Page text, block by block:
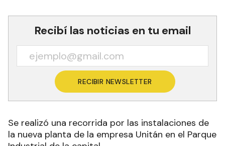
Recibí las noticias en tu email
RECIBIR NEWSLETTER
Se realizó una recorrida por las instalaciones de
la nueva planta de la empresa Unitán en el Parque